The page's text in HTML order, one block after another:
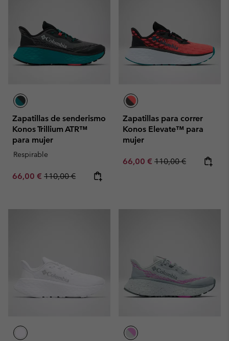
Zapatillas de senderismo
Konos Trillium ATR™
para mujer
Respirable
Sale price:
66,00 € Regular price:
110,00 €
Zapatillas para correr
Konos Elevate™ para
mujer
Sale price:
66,00 € Regular price:
110,00 €